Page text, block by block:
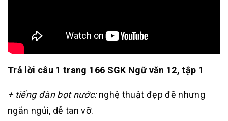
Trả lời câu 1 trang 166 SGK Ngữ văn 12, tập 1
+ tiếng đàn bọt nước:nghệ thuật đẹp đẽ nhưng
ngắn ngủi, dễ tan vỡ.